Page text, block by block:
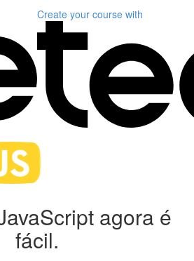
Create your course with
agora é
fácil.